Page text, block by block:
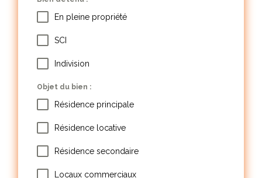
En pleine propriété
SCI
Indivision
Objet du bien :
Résidence principale
Résidence locative
Résidence secondaire
Locaux commerciaux